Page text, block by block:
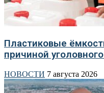
Пластиковые
причиной
НОВОСТИ 7 августа 2026